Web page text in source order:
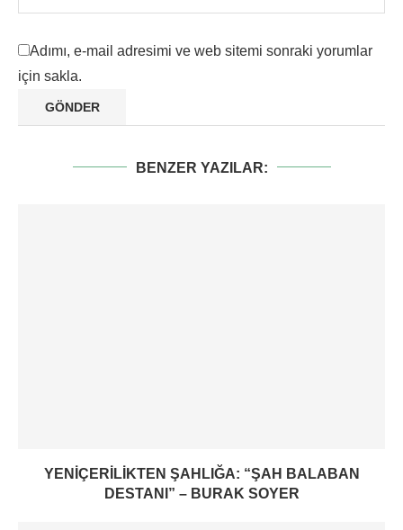
Adımı, e-mail adresimi ve web sitemi sonraki yorumlar
için sakla.
BENZER YAZILAR:
YENIÇERILIKTEN ŞAHLIĞA: “ŞAH BALABAN
DESTANI” – BURAK SOYER